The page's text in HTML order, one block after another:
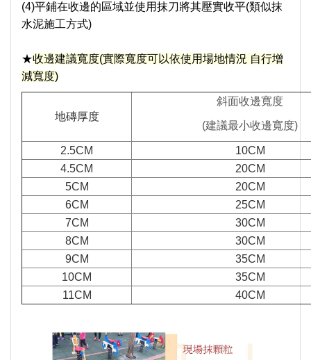
(4)平鋪在收邊的區域並使用抹刀將其壓實收平(類似抹
水泥施工方式)
★收邊建議寬度(實際寬度可以依使用場地情況 自行增
減寬度)
地磚厚度
斜面收邊寬度
(建議最小收邊寬度)
2.5CM
10CM
4.5CM
20CM
5CM
20CM
6CM
25CM
7CM
30CM
8CM
30CM
9CM
35CM
10CM
35CM
11CM
40CM